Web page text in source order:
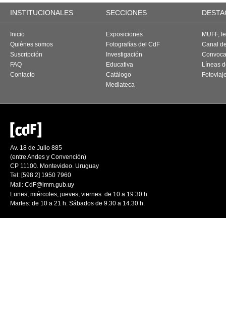
INSTITUCIONALES SECCIONES
Inicio
Quiénes somos
Suscripción
FAQ
Contacto
Exposiciones
Fotografías del CdF
Investigación
Educativa
Catálogo
Mediateca
MUFF,
Canal
Líneas
Av. 18 de Julio 885
(entre Andes y Convención)
CP 11100. Montevideo. Uruguay
Tel: [598 2] 1950 7960
Mail: CdF@imm.gub.uy
Lunes, miércoles, jueves, viernes: de 10 a 19.30 h.
Martes: de 10 a 21 h. Sábados de 9.30 a 14.30 h.